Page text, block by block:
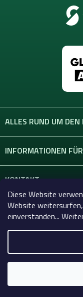
Diese Website
Website
einverstanden...
ALLES RUND UM DEN
INFORMATIONEN
KONTAKT
Copyright 2026
Permanent